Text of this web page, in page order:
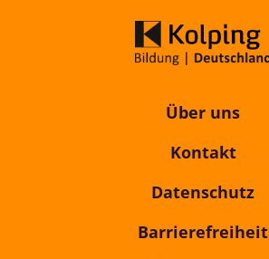
Über uns
Kontakt
Datenschutz
Barrierefreiheit